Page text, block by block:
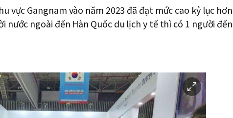
vực Gangnam vào năm 2023 đã đạt mức cao kỷ lục hơn
nước ngoài đến Hàn Quốc du lịch y tế thì có 1 người đến
이
미
지